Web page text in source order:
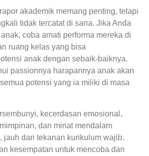
akademik memang penting, tetapi
tidak tercatat di sana. Jika Anda
coba amati performa mereka di
ruang kelas yang bisa
anak dengan sebaik-baiknya.
passionnya harapannya anak akan
potensi yang ia miliki di masa
kecerdasan emosional,
dan minat mendalam
jauh dari tekanan kurikulum wajib.
kesempatan untuk mencoba dan